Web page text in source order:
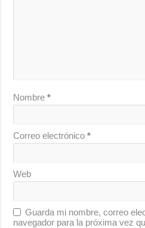
Nombre*
Correo electrónico*
Web
Guarda mi nombre, correo
navegador para la próxima vez